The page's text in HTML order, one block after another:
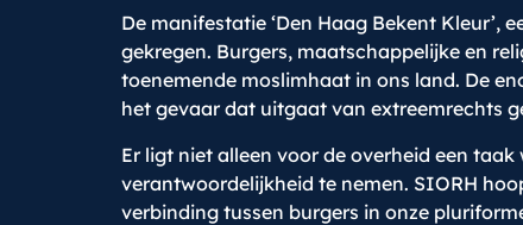
De manifestatie ‘Den Haag Bekent
gekregen. Burgers, maatschappelijke en
toenemende moslimhaat in ons land. De
het gevaar dat uitgaat van extreemrechts
Er ligt niet alleen voor de overheid een
verantwoordelijkheid te nemen. SIORH
verbinding tussen burgers in onze